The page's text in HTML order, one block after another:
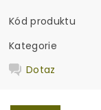
Kód produktu
Kategorie
Dotaz